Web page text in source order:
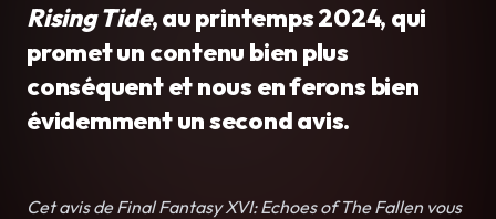
Rising Tide, au printemps 2024, qui
promet un contenu bien plus
conséquent et nous en ferons bien
évidemment un second avis.
Cet avis de Final Fantasy XVI: Echoes of The Fallen vous